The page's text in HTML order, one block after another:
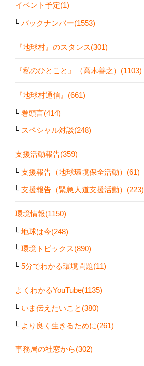
イベント予定(1)
バックナンバー(1553)
『地球村』のスタンス(301)
『私のひとこと』（高木善之）(1103)
『地球村通信』(661)
巻頭言(414)
スペシャル対談(248)
支援活動報告(359)
支援報告（地球環境保全活動）(61)
支援報告（緊急人道支援活動）(223)
環境情報(1150)
地球は今(248)
環境トピックス(890)
5分でわかる環境問題(11)
よくわかるYouTube(1135)
いま伝えたいこと(380)
より良く生きるために(261)
事務局の社窓から(302)